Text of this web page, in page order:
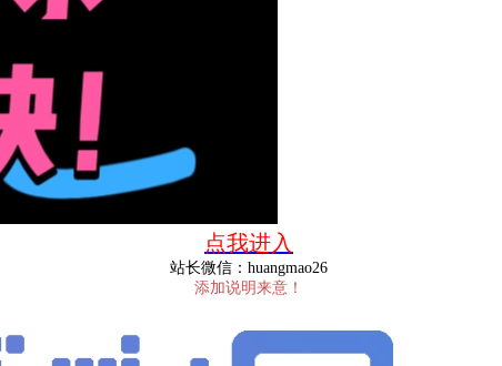
点我进入
站长微信：huangmao26
添加说明来意！